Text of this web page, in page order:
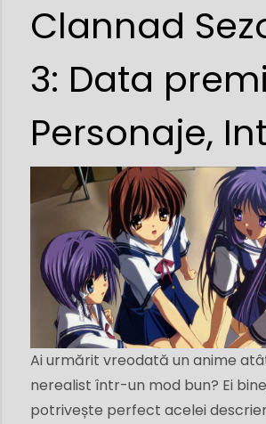
Clannad
3: Data
Personaje,
Ai urmărit vreodată un anime
nerealist într-un mod bun? Ei
potrivește perfect acelei